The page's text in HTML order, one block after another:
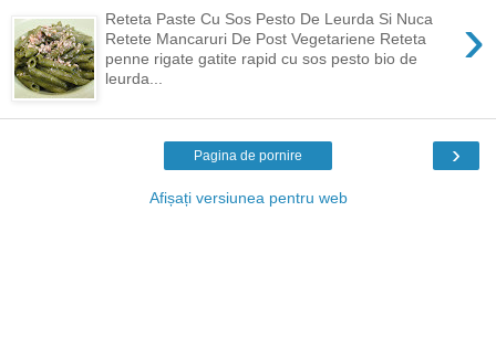
›
Reteta Paste Cu Sos Pesto De Leurda Si Nuca
Retete Mancaruri De Post Vegetariene Reteta
penne rigate gatite rapid cu sos pesto bio de
leurda...
›
Pagina de pornire
Afișați versiunea pentru web